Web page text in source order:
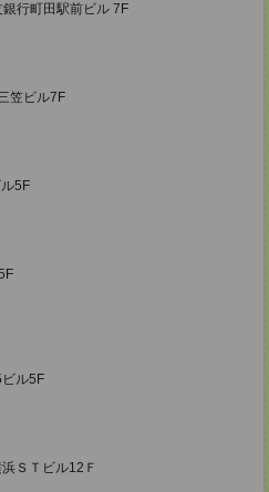
行町田駅前ビル 7F
笠ビル7F
5F
ル5F
ＳＴビル12Ｆ